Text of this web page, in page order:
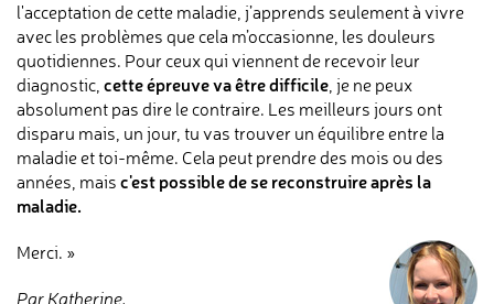
l'acceptation de cette maladie, j’apprends seulement à vivre
avec les problèmes que cela m’occasionne, les douleurs
quotidiennes. Pour ceux qui viennent de recevoir leur
diagnostic, cette épreuve va être difficile, je ne peux
absolument pas dire le contraire. Les meilleurs jours ont
disparu mais, un jour, tu vas trouver un équilibre entre la
maladie et toi-même. Cela peut prendre des mois ou des
années, mais c'est possible de se reconstruire après la
maladie.
Merci. »
Par Katherine.